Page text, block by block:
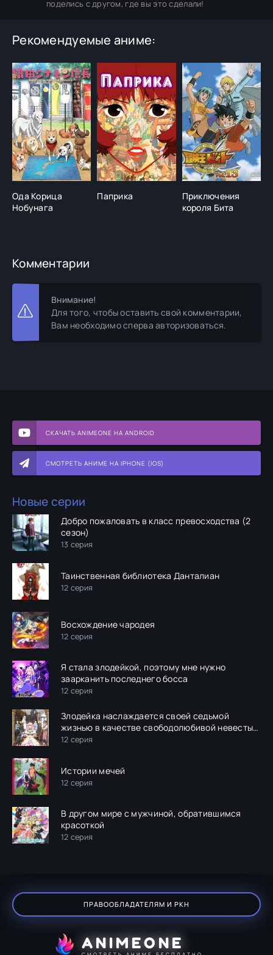
СКАЧАТЬ ANIMEONE НА ANDROID
СМОТРЕТЬ АНИМЕ НА IPHONE (IOS)
Новые серии
Добро пожаловать в класс превосходства (2
сезон)
13 серия
Таинственная библиотека Данталиан
12 серия
Восхождение чародея
12 серия
Я стала злодейкой, поэтому мне нужно
заарканить последнего босса
12 серия
Злодейка наслаждается своей седьмой
жизнью в качестве свободолюбивой невесты
во вражеской стране
12 серия
Истории мечей
12 серия
В другом мире с мужчиной, обратившимся
красоткой
12 серия
поделись с другом, где вы это сделали!
Рекомендуемые аниме:
Ода Корица
Нобунага
Паприка
Приключения
короля Бита
Комментарии
Внимание!
Для того, чтобы оставить свой комментарии,
Вам необходимо сперва авторизоваться.
ПРАВООБЛАДАТЕЛЯМ И РКН
ANIMEONE